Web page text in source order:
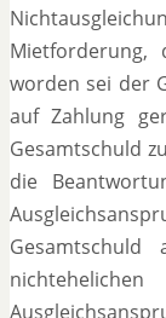
Mietforderung,
worden sei der
auf Zahlung
Gesamtschuld
die